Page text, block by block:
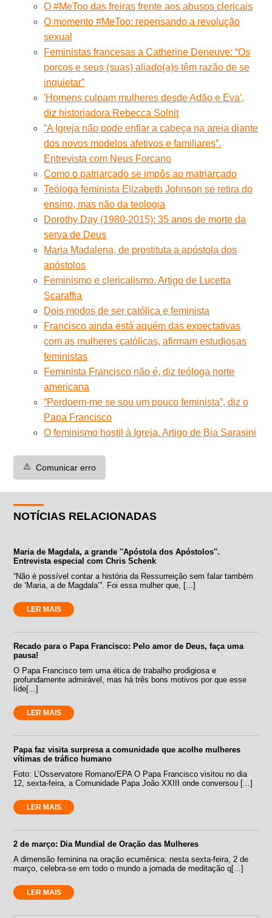
O #MeToo das freiras frente aos abusos clericais
O momento #MeToo: repensando a revolução
sexual
Feministas francesas a Catherine Deneuve: “Os
porcos e seus (suas) aliado(a)s têm razão de se
inquietar”
'Homens culpam mulheres desde Adão e Eva',
diz historiadora Rebecca Solnit
“A Igreja não pode enfiar a cabeça na areia diante
dos novos modelos afetivos e familiares”.
Entrevista com Neus Forcano
Como o patriarcado se impôs ao matriarcado
Teóloga feminista Elizabeth Johnson se retira do
ensino, mas não da teologia
Dorothy Day (1980-2015): 35 anos de morte da
serva de Deus
Maria Madalena, de prostituta a apóstola dos
apóstolos
Feminismo e clericalismo. Artigo de Lucetta
Scaraffia
Dois modos de ser católica e feminista
Francisco ainda está aquém das expectativas
com as mulheres católicas, afirmam estudiosas
feministas
Feminista Francisco não é, diz teóloga norte
americana
“Perdoem-me se sou um pouco feminista”, diz o
Papa Francisco
O feminismo hostil à Igreja. Artigo de Bia Sarasini
⚠️ Comunicar erro
NOTÍCIAS RELACIONADAS
Maria de Magdala, a grande ''Apóstola dos Apóstolos''.
Entrevista especial com Chris Schenk
“Não é possível contar a história da Ressurreição sem falar também
de ‘Maria, a de Magdala’”. Foi essa mulher que, [...]
LER MAIS
Recado para o Papa Francisco: Pelo amor de Deus, faça uma
pausa!
O Papa Francisco tem uma ética de trabalho prodigiosa e
profundamente admirável, mas há três bons motivos por que esse
líde[...]
LER MAIS
Papa faz visita surpresa a comunidade que acolhe mulheres
vítimas de tráfico humano
Foto: L’Osservatore Romano/EPA O Papa Francisco visitou no dia
12, sexta-feira, a Comunidade Papa João XXIII onde conversou [...]
LER MAIS
2 de março: Dia Mundial de Oração das Mulheres
A dimensão feminina na oração ecumênica: nesta sexta-feira, 2 de
março, celebra-se em todo o mundo a jornada de meditação q[...]
LER MAIS